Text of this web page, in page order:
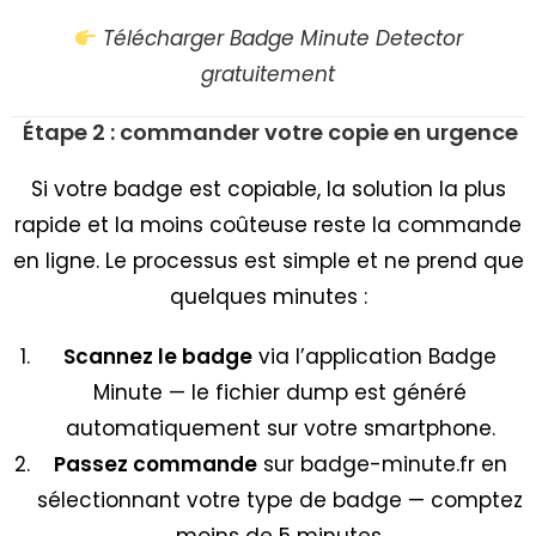
Télécharger Badge Minute Detector
gratuitement
Étape 2 : commander votre copie en urgence
Si votre badge est copiable, la solution la plus
rapide et la moins coûteuse reste la commande
en ligne. Le processus est simple et ne prend que
quelques minutes :
Scannez le badge via l’application Badge
Minute — le fichier dump est généré
automatiquement sur votre smartphone.
Passez commandesur badge-minute.fr en
sélectionnant votre type de badge — comptez